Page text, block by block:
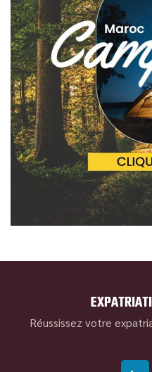
Réussissez votre